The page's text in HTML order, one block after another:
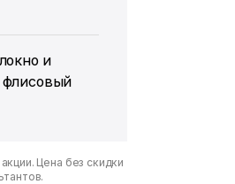
и
Цена без скидки